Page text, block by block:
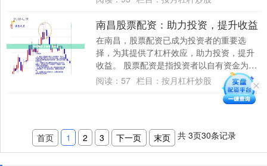
南昌股票配资：助力投资，提升收益
在南昌，股票配资已成为投资者的重要选
择，为其提供了杠杆效应，助力投资，提升
收益。 股票配资是指投资者以自有资金为基
础，向配资公司借入一定比例的资金进行股
阅读： 57 栏目： 按月杠杆炒股
首页 1 2 3 下一页 末页 共 3页30条记录